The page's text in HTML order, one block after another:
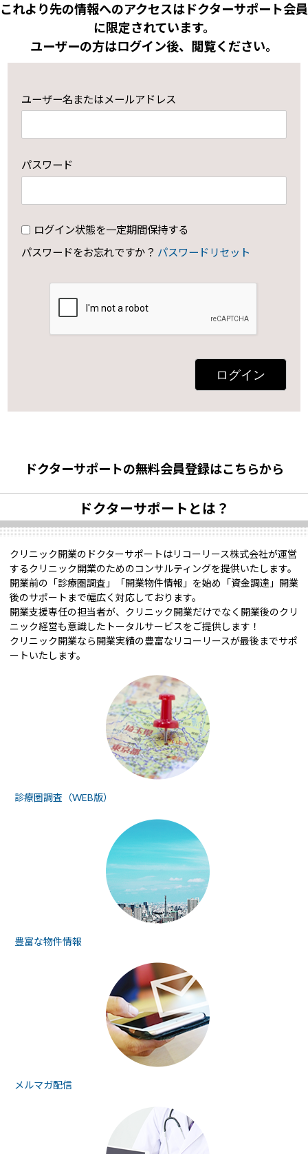
これより先の情報へのアクセスはドクターサポート会員
に限定されています。
ユーザーの方はログイン後、閲覧ください。
ユーザー名またはメールアドレス
パスワード
ログイン状態を一定期間保持する
パスワードをお忘れですか？ パスワードリセット
ログイン
ドクターサポートの無料会員登録はこちらから
ドクターサポートとは？
クリニック開業のドクターサポートはリコーリース株式会社が運営
するクリニック開業のためのコンサルティングを提供いたします。
開業前の「診療圏調査」「開業物件情報」を始め「資金調達」開業
後のサポートまで幅広く対応しております。
開業支援専任の担当者が、クリニック開業だけでなく開業後のクリ
ニック経営も意識したトータルサービスをご提供します！
クリニック開業なら開業実績の豊富なリコーリースが最後までサポ
ートいたします。
診療圏調査（WEB版）
豊富な物件情報
メルマガ配信